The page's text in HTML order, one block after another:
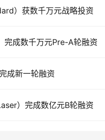
）获数千万元战略投资
成数千万元Pre-A轮融资
成新一轮融资
）完成数亿元B轮融资